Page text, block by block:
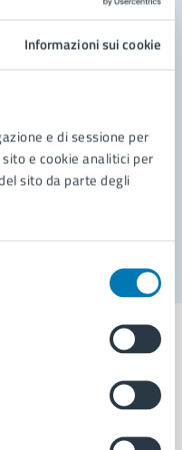
Informazioni sui cookie
e di sessione per
e cookie analitici per
sito da parte degli